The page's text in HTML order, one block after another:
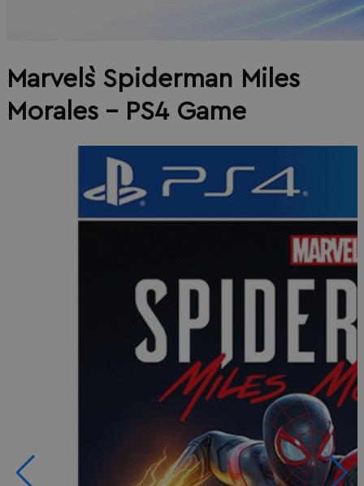
Marvel`s Spiderman Miles
Morales - PS4 Game